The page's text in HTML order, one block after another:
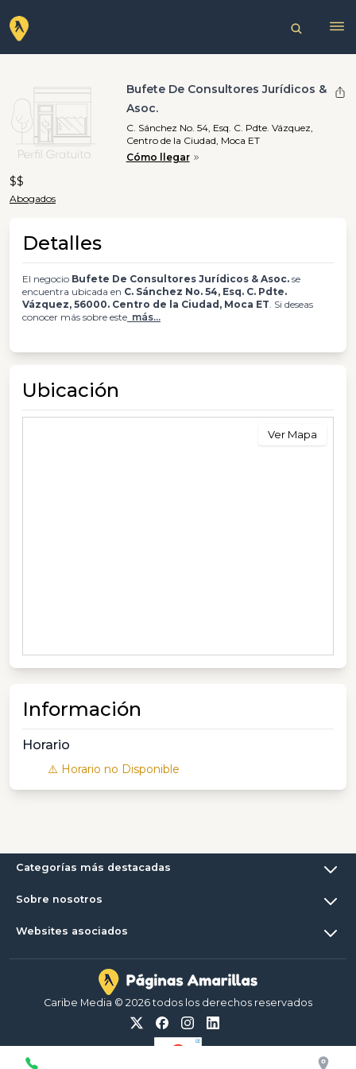
Bufete De Consultores Jurídicos &
Asoc.
C. Sánchez No. 54, Esq. C. Pdte. Vázquez,
Centro de la Ciudad, Moca ET
Cómo llegar
$$
Abogados
Detalles
El negocio Bufete De Consultores Jurídicos & Asoc. se
encuentra ubicada en C. Sánchez No. 54, Esq. C. Pdte.
Vázquez, 56000. Centro de la Ciudad, Moca ET. Si deseas
conocer más sobre este más...
Ubicación
Ver Mapa
Información
Horario
⚠️ Horario no Disponible
Categorías más destacadas
Sobre nosotros
Websites asociados
Caribe Media © 2026 todos los derechos reservados